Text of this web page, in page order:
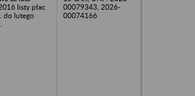
listy płac
do lutego
00079343, 2026-
00074166